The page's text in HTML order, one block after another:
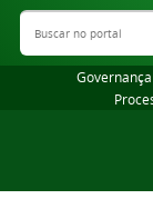
Buscar no portal
Governança